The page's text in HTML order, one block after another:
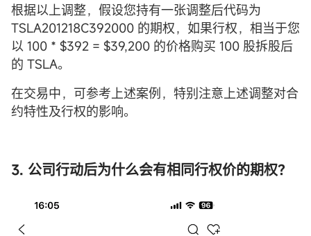
根据以上调整，假设您持有一张调整后代码为
TSLA201218C392000 的期权，如果行权，相当于您
以 100 * $392 = $39,200 的价格购买 100 股拆股后
的 TSLA。
在交易中，可参考上述案例，特别注意上述调整对合
约特性及行权的影响。
3. 公司行动后为什么会有相同行权价的期权？